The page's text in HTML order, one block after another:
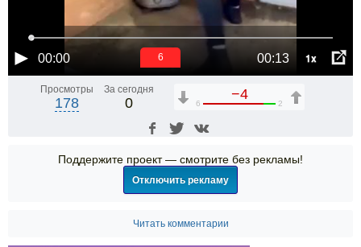
00:00 00:13 1x
6
Просмотры
178
За сегодня
0
−4
6 2
Поддержите проект — смотрите без рекламы!
Отключить рекламу
Читать комментарии